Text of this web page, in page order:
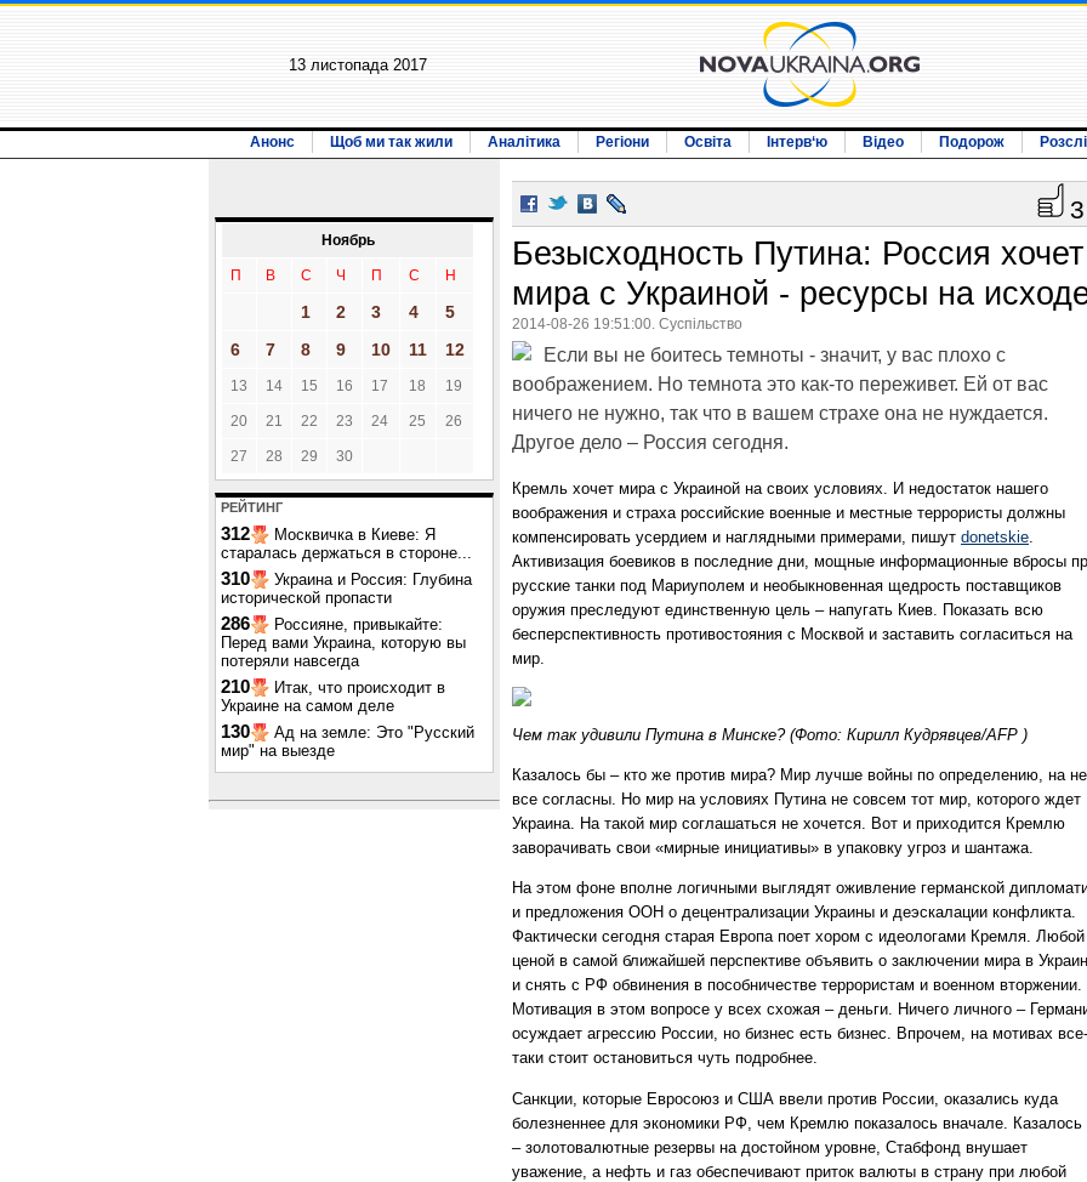
13 листопада 2017
Анонс Щоб ми так жили Аналітика Регіони Освіта Інтерв‘ю Відео Подорож
Ноябрь
П В С Ч П С Н
1 2 3 4
5
6
7 8 9 10 11 12
13 14 15 16 17 18 19
20 21 22 23 24 25 26
27 28 29 30
РЕЙТИНГ
312
Москвичка в Киеве: Я
старалась держаться в стороне...
310
Украина и Россия: Глубина
исторической пропасти
286
Россияне, привыкайте:
Перед вами Украина, которую вы
потеряли навсегда
210
Итак, что происходит в
Украине на самом деле
130
Ад на земле: Это "Русский
мир" на выезде
3
Безысходность Путина: Россия хочет
мира с Украиной - ресурсы на
2014-08-26 19:51:00. Суспільство
Если вы не боитесь темноты - значит, у вас плохо с
воображением. Но темнота это как-то переживет. Ей от вас
ничего не нужно, так что в вашем страхе она не нуждается.
Другое дело – Россия сегодня.
Кремль хочет мира с Украиной на своих условиях. И недостаток нашего
воображения и страха российские военные и местные террористы должны
компенсировать усердием и наглядными примерами, пишут donetskie.
Активизация боевиков в последние дни, мощные информационные вбросы
русские танки под Мариуполем и необыкновенная щедрость поставщиков
оружия преследуют единственную цель – напугать Киев. Показать всю
бесперспективность противостояния с Москвой и заставить согласиться на
мир.
Чем так удивили Путина в Минске? (Фото: Кирилл Кудрявцев/AFP )
Казалось бы – кто же против мира? Мир лучше войны по определению, на
все согласны. Но мир на условиях Путина не совсем тот мир, которого ждет
Украина. На такой мир соглашаться не хочется. Вот и приходится Кремлю
заворачивать свои «мирные инициативы» в упаковку угроз и шантажа.
На этом фоне вполне логичными выглядят оживление германской
и предложения ООН о децентрализации Украины и деэскалации конфликта.
Фактически сегодня старая Европа поет хором с идеологами Кремля. Любой
ценой в самой ближайшей перспективе объявить о заключении мира в
и снять с РФ обвинения в пособничестве террористам и военном вторжении.
Мотивация в этом вопросе у всех схожая – деньги. Ничего личного –
осуждает агрессию России, но бизнес есть бизнес. Впрочем, на мотивах все-
таки стоит остановиться чуть подробнее.
Санкции, которые Евросоюз и США ввели против России, оказались куда
болезненнее для экономики РФ, чем Кремлю показалось вначале.
– золотовалютные резервы на достойном уровне, Стабфонд внушает
уважение, а нефть и газ обеспечивают приток валюты в страну при любой